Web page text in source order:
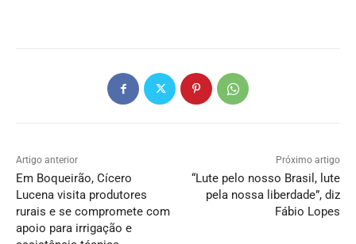
Artigo anterior
Em Boqueirão, Cícero
Lucena visita produtores
rurais e se compromete com
apoio para irrigação e
Próximo artigo
“Lute pelo nosso Brasil, lute
pela nossa liberdade”, diz
Fábio Lopes